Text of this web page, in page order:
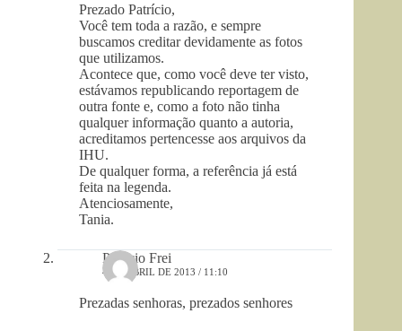
Prezado Patrício,
Você tem toda a razão, e sempre
buscamos creditar devidamente as fotos
que utilizamos.
Acontece que, como você deve ter visto,
estávamos republicando reportagem de
outra fonte e, como a foto não tinha
qualquer informação quanto a autoria,
acreditamos pertencesse aos arquivos da
IHU.
De qualquer forma, a referência já está
feita na legenda.
Atenciosamente,
Tania.
Patricio Frei
4 DE ABRIL DE 2013 / 11:10
Prezadas senhoras, prezados senhores